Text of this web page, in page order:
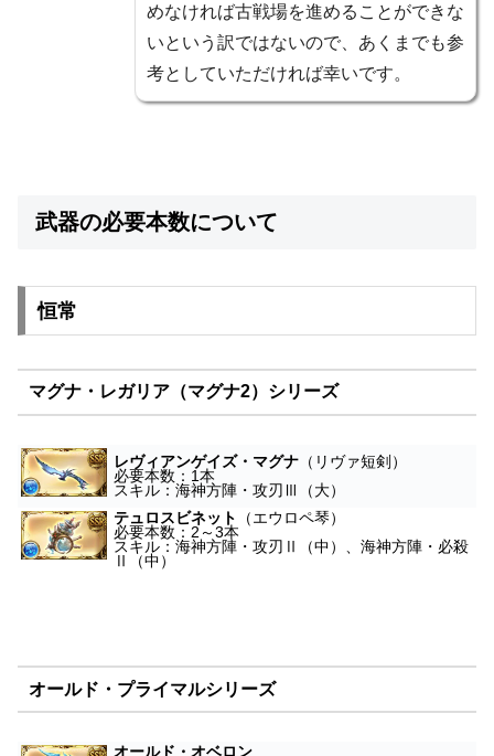
めなければ古戦場を進めることができな
いという訳ではないので、あくまでも参
考としていただければ幸いです。
武器の必要本数について
恒常
マグナ・レガリア（マグナ2）シリーズ
レヴィアンゲイズ・マグナ （リヴァ短剣）
必要本数：1本
スキル：海神方陣・攻刃Ⅲ（大）
テュロスビネット
（エウロペ琴）
必要本数：2～3本
スキル：海神方陣・攻刃Ⅱ（中）、海神方陣・必殺
Ⅱ（中）
オールド・プライマルシリーズ
オールド・オベロン